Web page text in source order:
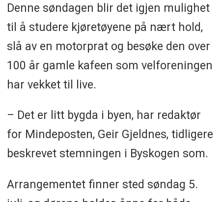
Denne søndagen blir det igjen mulighet
til å studere kjøretøyene på nært hold,
slå av en motorprat og besøke den over
100 år gamle kafeen som velforeningen
har vekket til live.
– Det er litt bygda i byen, har redaktør
for Mindeposten, Geir Gjeldnes, tidligere
beskrevet stemningen i Byskogen som.
Arrangementet finner sted søndag 5.